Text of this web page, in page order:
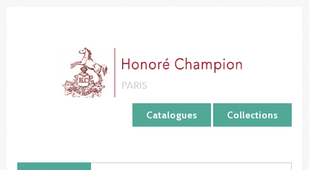
Catalogues Collections